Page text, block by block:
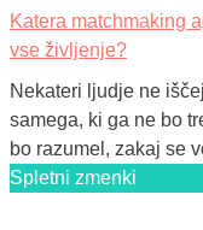
Katera matchmaking
vse življenje?
Nekateri ljudje ne
samega, ki ga ne bo
bo razumel, zakaj se
Spletni zmenki